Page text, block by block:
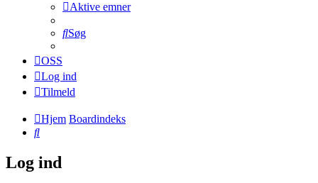
Aktive emner
Søg
OSS
Log ind
Tilmeld
Hjem Boardindeks
Søg
Log ind